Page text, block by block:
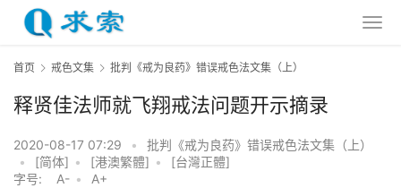
首页 戒色文集 批判《戒为良药》错误戒色法文集（上）
释贤佳法师就飞翔戒法问题开示摘录
2020-08-17 07:29 •
批判《戒为良药》错误戒色法文集（上）
•
[简体] • [港澳繁體] •
[台灣正體]
字号:
A- • A+